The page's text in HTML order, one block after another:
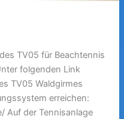
TV05 für Beachtennis
folgenden Link
TV05 Waldgirmes
erreichen:
Auf der Tennisanlage